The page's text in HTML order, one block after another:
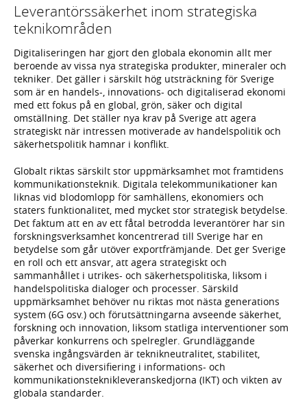
Leverantörssäkerhet inom strategiska
teknikområden
Digitaliseringen har gjort den globala ekonomin allt mer
beroende av vissa nya strategiska produkter, mineraler och
tekniker. Det gäller i särskilt hög utsträckning för Sverige
som är en handels-, innovations- och digitaliserad ekonomi
med ett fokus på en global, grön, säker och digital
omställning. Det ställer nya krav på Sverige att agera
strategiskt när intressen motiverade av handelspolitik och
säkerhetspolitik hamnar i konflikt.
Globalt riktas särskilt stor uppmärksamhet mot framtidens
kommunikationsteknik. Digitala telekommunikationer kan
liknas vid blodomlopp för samhällens, ekonomiers och
staters funktionalitet, med mycket stor strategisk betydelse.
Det faktum att en av ett fåtal betrodda leverantörer har sin
forskningsverksamhet koncentrerad till Sverige har en
betydelse som går utöver exportfrämjande. Det ger Sverige
en roll och ett ansvar, att agera strategiskt och
sammanhållet i utrikes- och säkerhetspolitiska, liksom i
handelspolitiska dialoger och processer. Särskild
uppmärksamhet behöver nu riktas mot nästa generations
system (6G osv.) och förutsättningarna avseende säkerhet,
forskning och innovation, liksom statliga interventioner som
påverkar konkurrens och spelregler. Grundläggande
svenska ingångsvärden är teknikneutralitet, stabilitet,
säkerhet och diversifiering i informations- och
kommunikationsteknikleveranskedjorna (IKT) och vikten av
globala standarder.